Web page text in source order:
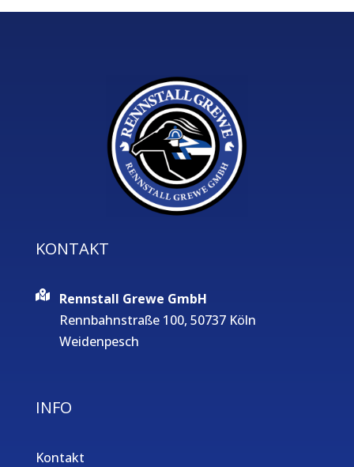
KONTAKT
Rennstall Grewe GmbH
Rennbahnstraße 100, 50737 Köln
Weidenpesch
INFO
Kontakt